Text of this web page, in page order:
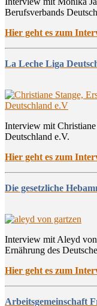
Berufsverbands
Hier geht es zum
La Leche Liga
Interview mit
Deutschland e.V.
Hier geht es zum
Die gesetzliche
Interview mit Aleyd
Ernährung des
Hier geht es zum
Arbeitsgemeinschaft